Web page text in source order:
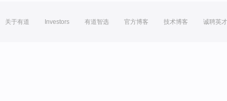
关于有道 Investors 有道智选 官方博客 技术博客 诚聘英才